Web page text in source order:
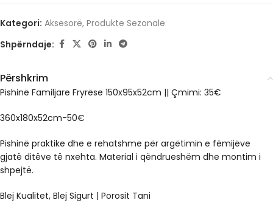
Kategori: Aksesorë, Produkte Sezonale
Shpërndaje:
Përshkrim
Pishinë Familjare Fryrëse 150x95x52cm || Çmimi: 35€
360x180x52cm-50€
Pishinë praktike dhe e rehatshme për argëtimin e fëmijëve
gjatë ditëve të nxehta. Material i qëndrueshëm dhe montim i
shpejtë.
Blej Kualitet, Blej Sigurt | Porosit Tani